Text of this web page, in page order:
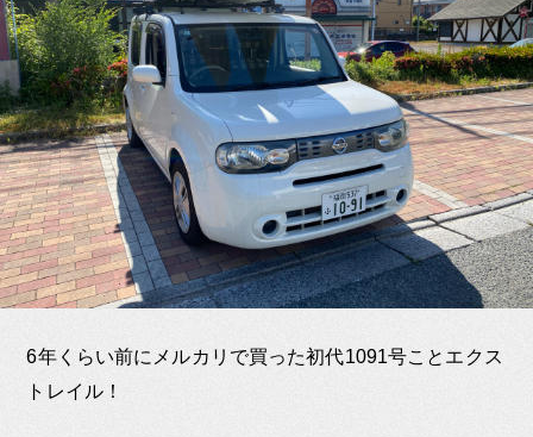
6年くらい前にメルカリで買った初代1091号ことエクス
トレイル！